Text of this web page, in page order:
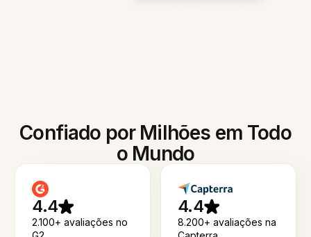
Confiado por Milhões em Todo
o Mundo
4.4
2.100+ avaliações no
4.4
8.200+ avaliações na